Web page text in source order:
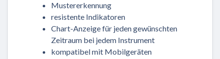
Mustererkennung
resistente Indikatoren
Chart-Anzeige für jeden gewünschten
Zeitraum bei jedem Instrument
kompatibel mit Mobilgeräten